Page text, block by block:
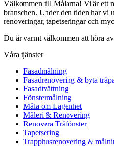
Välkommen till Målarna! Vi är ett
branschen. Under den tiden har vi
renoveringar, tapetseringar och
Du är varmt välkommen att höra
Våra tjänster
Fasadmålning
Fasadrenovering & byta
Fasadtvättning
Fönstermålning
Måla om Lägenhet
Måleri & Renovering
Renovera Träfönster
Tapetsering
Trapphusrenovering &